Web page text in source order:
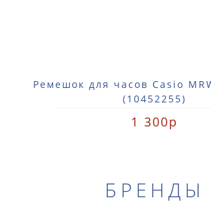
Ремешок для часов Casio
(10452255)
1 300р
БРЕНДЫ